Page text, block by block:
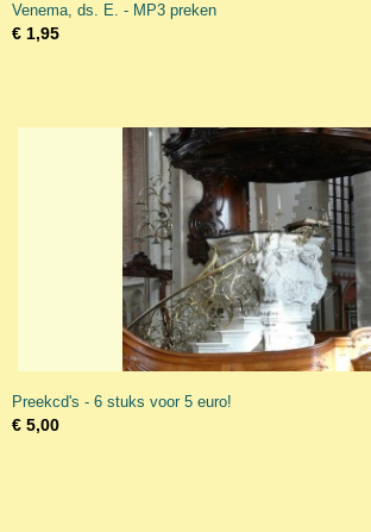
Venema, ds. E. - MP3 preken
€ 1,95
Preekcd's - 6 stuks voor 5 euro!
€ 5,00